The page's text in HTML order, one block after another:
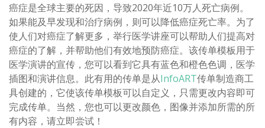
癌症是全球主要的死因，导致2020年近10万人死亡病例。
如果能及早发现和治疗病例，则可以降低癌症死亡率。为了
使人们对癌症了解更多，举行医学讲座可以帮助人们提高对
癌症的了解，并帮助他们有效地预防癌症。该传单模板用于
医学演讲的宣传，您可以看到它具有蓝色和橙色色调，医学
插图和演讲信息。此有用的传单是从InfoART传单制造商工
具创建的，它使该传单模板可以自定义，只需更改内容即可
完成传单。当然，您也可以更改颜色，图像并添加所需的所
有内容，请立即尝试！